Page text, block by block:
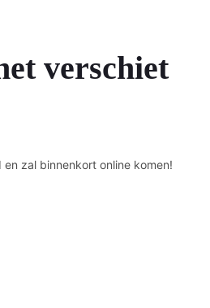
verschiet
zal binnenkort online komen!